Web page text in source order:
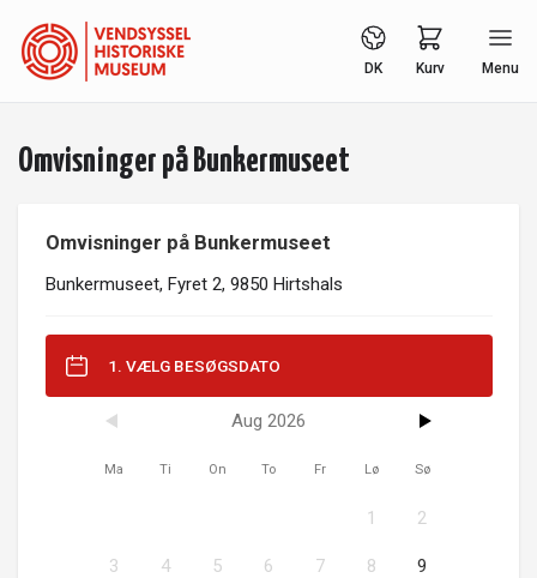
DK Kurv Menu
Omvisninger på Bunkermuseet
Omvisninger på Bunkermuseet
Bunkermuseet, Fyret 2, 9850 Hirtshals
1. VÆLG BESØGSDATO
Aug 2026
Ma Ti On To Fr Lø Sø
1 2
3 4 5 6 7 8 9